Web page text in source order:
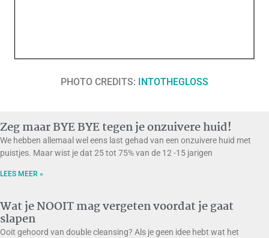
PHOTO CREDITS: INTOTHEGLOSS
Zeg maar BYE BYE tegen je onzuivere huid!
We hebben allemaal wel eens last gehad van een onzuivere huid met
puistjes. Maar wist je dat 25 tot 75% van de 12 -15 jarigen
LEES MEER »
Wat je NOOIT mag vergeten voordat je gaat
slapen
Ooit gehoord van double cleansing? Als je geen idee hebt wat het